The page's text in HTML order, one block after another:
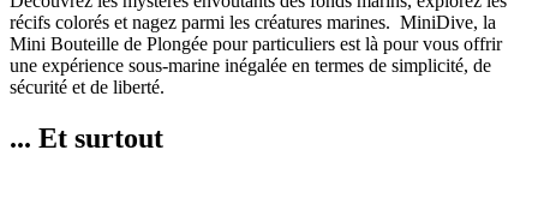
récifs colorés et nagez parmi les créatures marines. MiniDive, la
Mini Bouteille de Plongée pour particuliers est là pour vous offrir
une expérience sous-marine inégalée en termes de simplicité, de
sécurité et de liberté.
... Et surtout